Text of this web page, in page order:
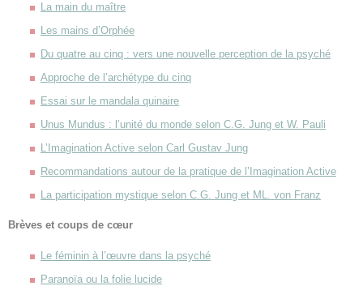
La main du maître
Les mains d’Orphée
Du quatre au cinq : vers une nouvelle perception de la psyché
Approche de l’archétype du cinq
Essai sur le mandala quinaire
Unus Mundus : l’unité du monde selon C.G. Jung et W. Pauli
L’Imagination Active selon Carl Gustav Jung
Recommandations autour de la pratique de l’Imagination Active
La participation mystique selon C.G. Jung et ML. von Franz
Brèves et coups de cœur
Le féminin à l’œuvre dans la psyché
Paranoïa ou la folie lucide